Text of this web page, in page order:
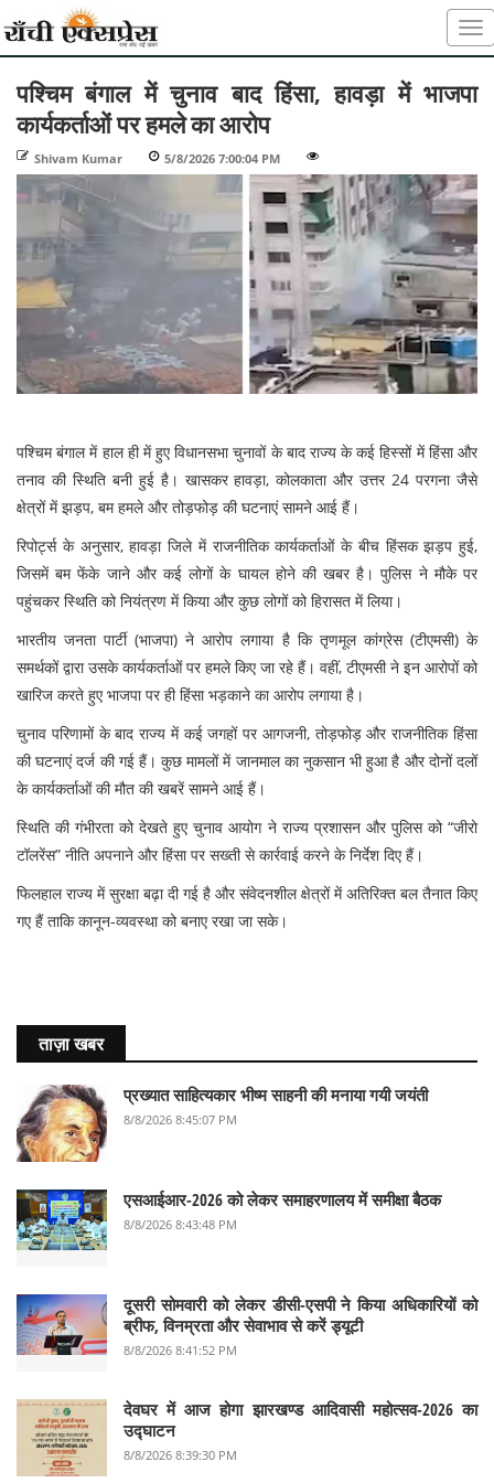
पश्चिम बंगाल में चुनाव बाद हिंसा, हावड़ा में भाजपा
कार्यकर्ताओं पर हमले का आरोप
Shivam Kumar 5/8/2026 7:00:04 PM
पश्चिम बंगाल में हाल ही में हुए विधानसभा चुनावों के बाद राज्य के कई हिस्सों में हिंसा और
तनाव की स्थिति बनी हुई है। खासकर हावड़ा, कोलकाता और उत्तर 24 परगना जैसे
क्षेत्रों में झड़प, बम हमले और तोड़फोड़ की घटनाएं सामने आई हैं।
रिपोर्ट्स के अनुसार, हावड़ा जिले में राजनीतिक कार्यकर्ताओं के बीच हिंसक झड़प हुई,
जिसमें बम फेंके जाने और कई लोगों के घायल होने की खबर है। पुलिस ने मौके पर
पहुंचकर स्थिति को नियंत्रण में किया और कुछ लोगों को हिरासत में लिया।
भारतीय जनता पार्टी (भाजपा) ने आरोप लगाया है कि तृणमूल कांग्रेस (टीएमसी) के
समर्थकों द्वारा उसके कार्यकर्ताओं पर हमले किए जा रहे हैं। वहीं, टीएमसी ने इन आरोपों को
खारिज करते हुए भाजपा पर ही हिंसा भड़काने का आरोप लगाया है।
चुनाव परिणामों के बाद राज्य में कई जगहों पर आगजनी, तोड़फोड़ और राजनीतिक हिंसा
की घटनाएं दर्ज की गई हैं। कुछ मामलों में जानमाल का नुकसान भी हुआ है और दोनों दलों
के कार्यकर्ताओं की मौत की खबरें सामने आई हैं।
स्थिति की गंभीरता को देखते हुए चुनाव आयोग ने राज्य प्रशासन और पुलिस को “जीरो
टॉलरेंस” नीति अपनाने और हिंसा पर सख्ती से कार्रवाई करने के निर्देश दिए हैं।
फिलहाल राज्य में सुरक्षा बढ़ा दी गई है और संवेदनशील क्षेत्रों में अतिरिक्त बल तैनात किए
गए हैं ताकि कानून-व्यवस्था को बनाए रखा जा सके।
ताज़ा खबर
प्रख्यात साहित्यकार भीष्म साहनी की मनाया गयी जयंती
8/8/2026 8:45:07 PM
एसआईआर-2026 को लेकर समाहरणालय में समीक्षा बैठक
8/8/2026 8:43:48 PM
दूसरी सोमवारी को लेकर डीसी-एसपी ने किया अधिकारियों को
ब्रीफ, विनम्रता और सेवाभाव से करें ड्यूटी
8/8/2026 8:41:52 PM
देवघर में आज होगा झारखण्ड आदिवासी महोत्सव-2026 का
उद्घाटन
8/8/2026 8:39:30 PM